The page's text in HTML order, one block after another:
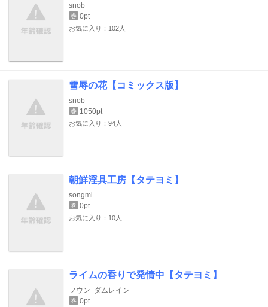
snob
巻 0pt
お気に入り：102人
雪辱の花【コミックス版】
snob
巻 1050pt
お気に入り：94人
朝鮮淫具工房【タテヨミ】
songmi
巻 0pt
お気に入り：10人
ライムの香りで発情中【タテヨミ】
フウン ダムレイン
巻 0pt